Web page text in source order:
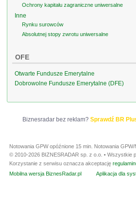
Ochrony kapitału zagraniczne uniwersalne
Inne
Rynku surowców
Absolutnej stopy zwrotu uniwersalne
OFE
Otwarte Fundusze Emerytalne
Dobrowolne Fundusze Emerytalne (DFE)
Biznesradar bez reklam? Sprawdź BR
Notowania GPW opóźnione 15 min. Notowania
© 2010-2026 BIZNESRADAR sp. z o.o. • Wszystkie
Korzystanie z serwisu oznacza akceptację
Mobilna wersja BiznesRadar.pl
Aplikacja dla